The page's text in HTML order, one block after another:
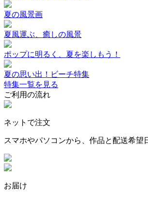
夏の風景画
夏風運ぶ、癒しの風景
ポップに明るく、夏を楽しもう！
夏の思い出！ビーチ特集
特集一覧を見る
ご利用の流れ
ネットで注文
スマホやパソコンから、作品と配送希望
お届け